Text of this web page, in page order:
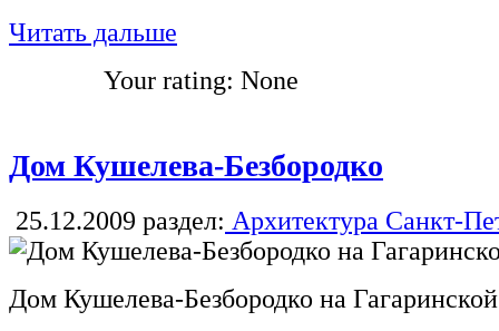
Читать дальше
Your rating: None
Дом Кушелева-Безбородко
25.12.2009 раздел: Архитектура Санкт-
Дом Кушелева-Безбородко на